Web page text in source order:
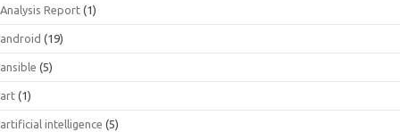
Analysis Report (1)
android (19)
ansible (5)
art (1)
artificial intelligence (5)